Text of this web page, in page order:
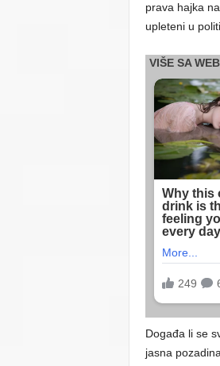
prava hajka
upleteni u
Događa li se
jasna